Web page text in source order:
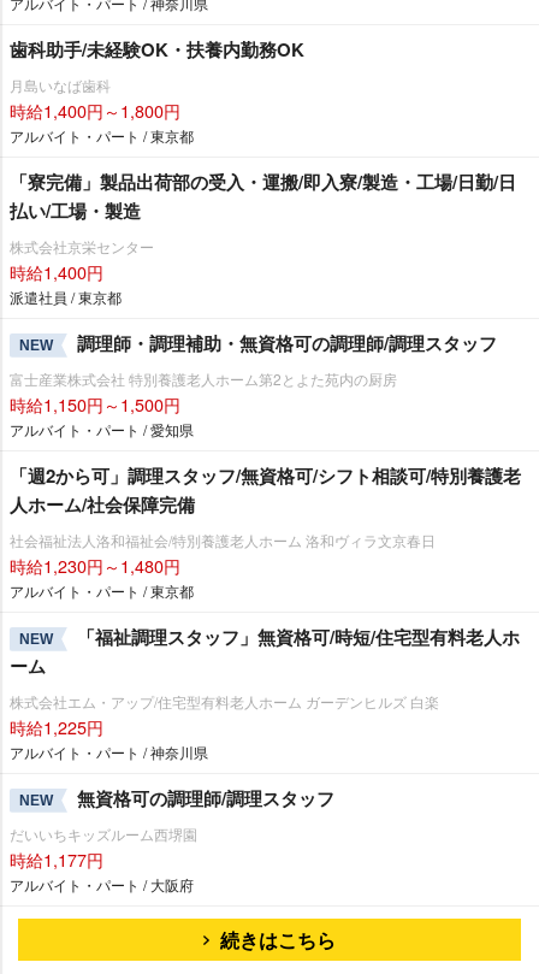
歯科助手/未経験OK・扶養内勤務OK
月島いなば歯科
時給1,400円～1,800円
アルバイト・パート / 東京都
「寮完備」製品出荷部の受入・運搬/即入寮/製造・工場/日勤/日
払い/工場・製造
株式会社京栄センター
時給1,400円
派遣社員 / 東京都
NEW 調理師・調理補助・無資格可の調理師/調理スタッフ
富士産業株式会社 特別養護老人ホーム第2とよた苑内の厨房
時給1,150円～1,500円
アルバイト・パート / 愛知県
「週2から可」調理スタッフ/無資格可/シフト相談可/特別養護老
人ホーム/社会保障完備
社会福祉法人洛和福祉会/特別養護老人ホーム 洛和ヴィラ文京春日
時給1,230円～1,480円
アルバイト・パート / 東京都
NEW
「福祉調理スタッフ」無資格可/時短/住宅型有料老人ホ
ーム
株式会社エム・アップ/住宅型有料老人ホーム ガーデンヒルズ 白楽
時給1,225円
アルバイト・パート / 神奈川県
NEW 無資格可の調理師/調理スタッフ
だいいちキッズルーム西堺園
時給1,177円
アルバイト・パート / 大阪府
続きはこちら